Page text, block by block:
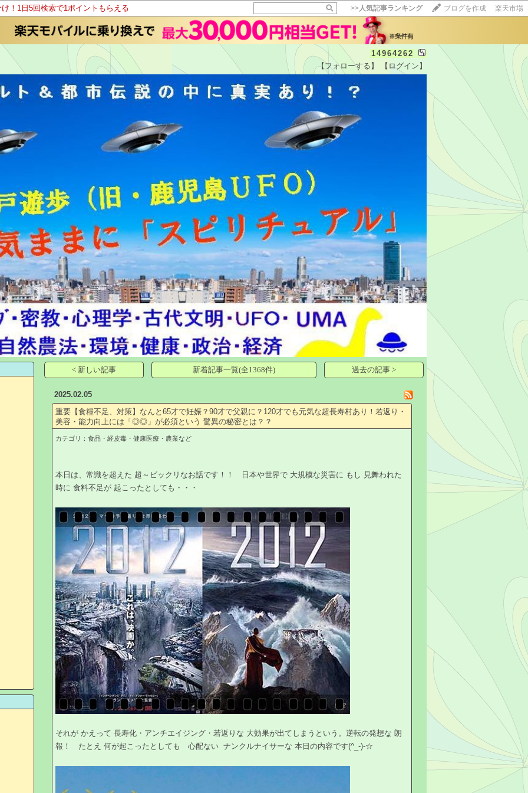
！1日5回検索で1ポイントもらえる >>人気記事ランキング ブログを作成 楽天市場
14964262
【フォローする】
【ログイン】
【毎日開催】
15記事にいいね！で1ポイント
10秒滞在
--
< 新しい記事 新着記事一覧(全1368件) 過去の記事 >
2025.02.05
重要【食糧不足、対策】なんと65才で妊娠？90才で父親に？120才でも元気な超長寿村あり！若返り・
美容・能力向上には「◎◎」が必須という 驚異の秘密とは？？
カテゴリ：食品・経皮毒・健康医療・農業など
本日は、常識を超えた 超～ビックリなお話です！！ 日本や世界で 大規模な災害に もし 見舞われた
時に 食料不足が 起こったとしても・・・
それが かえって 長寿化・アンチエイジング・若返りな 大効果が出てしまうという。逆転の発想な 朗
報！ たとえ 何が起こったとしても 心配ない ナンクルナイサーな 本日の内容です(^_-)-☆